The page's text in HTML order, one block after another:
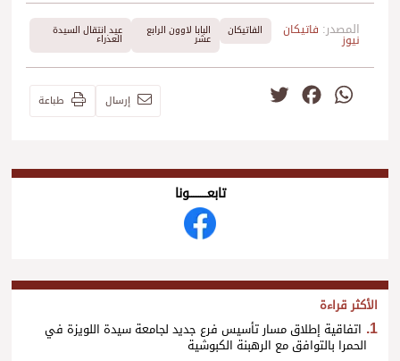
المصدر: فاتيكان
نيوز
الفاتيكان البابا لاوون الرابع
عشر
عيد انتقال السيدة
العذراء
WhatsApp
Facebook إرسال طباعة
تابعــــــــــونا
الأكثر قراءة
اتفاقية إطلاق مسار تأسيس فرع جديد لجامعة سيدة اللويزة في
الحمرا بالتوافق مع الرهبنة الكبوشية